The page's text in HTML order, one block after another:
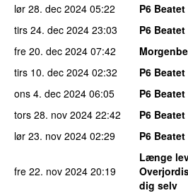
lør 28. dec 2024 05:22
P6 Beatet
tirs 24. dec 2024 23:03
P6 Beatet
fre 20. dec 2024 07:42
tirs 10. dec 2024 02:32
P6 Beatet
ons 4. dec 2024 06:05
P6 Beatet
tors 28. nov 2024 22:42
P6 Beatet
lør 23. nov 2024 02:29 P6 Beatet
fre 22. nov 2024 20:19
Længe
dig selv